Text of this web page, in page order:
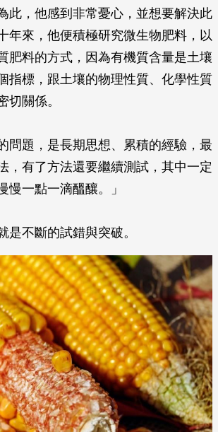
此，他感到非常憂心，並想要解決此
年來，他便積極研究微生物肥料，以
肥料的方式，因為有機質含量是土壤
指標，跟土壤的物理性質、化學性質
切關係。
問題，是長期思想、累積的經驗，最
，有了方法還要繼續測試，其中一定
慢一點一滴醞釀。」
是不斷的試錯與突破。